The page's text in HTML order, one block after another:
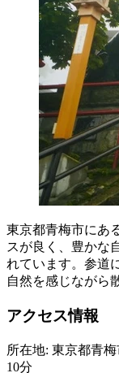
東京都青梅市にあ
スが良く、豊かな
れています。参道
自然を感じながら
アクセス情報
所在地: 東京都青
10分